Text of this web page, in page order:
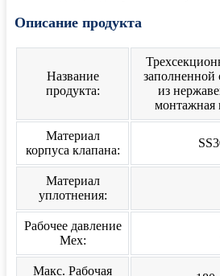
Описание продукта
Название
продукта:
заполненной
из
монтажная
Материал
корпуса клапана:
Материал
уплотнения:
Рабочее давление
Mex:
Макс. Рабочая